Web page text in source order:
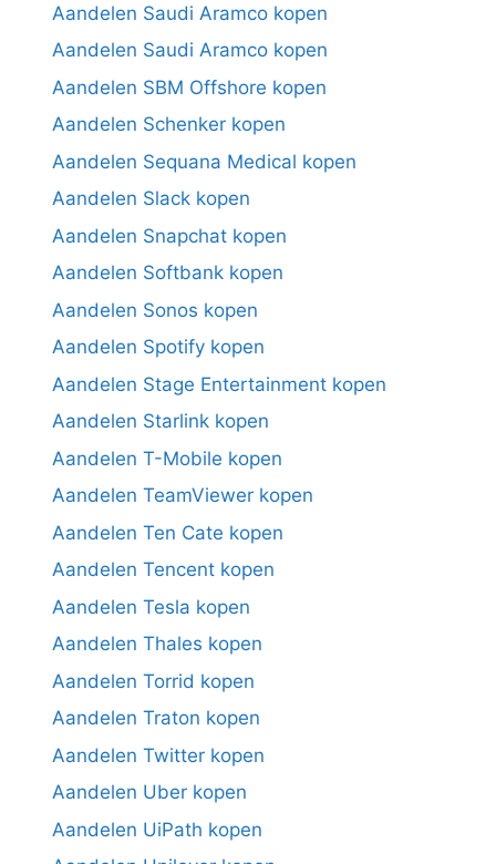
Aandelen Saudi Aramco kopen
Aandelen Saudi Aramco kopen
Aandelen SBM Offshore kopen
Aandelen Schenker kopen
Aandelen Sequana Medical kopen
Aandelen Slack kopen
Aandelen Snapchat kopen
Aandelen Softbank kopen
Aandelen Sonos kopen
Aandelen Spotify kopen
Aandelen Stage Entertainment kopen
Aandelen Starlink kopen
Aandelen T-Mobile kopen
Aandelen TeamViewer kopen
Aandelen Ten Cate kopen
Aandelen Tencent kopen
Aandelen Tesla kopen
Aandelen Thales kopen
Aandelen Torrid kopen
Aandelen Traton kopen
Aandelen Twitter kopen
Aandelen Uber kopen
Aandelen UiPath kopen